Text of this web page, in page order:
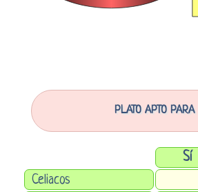
PLATO APTO PARA
Sí
Celiacos